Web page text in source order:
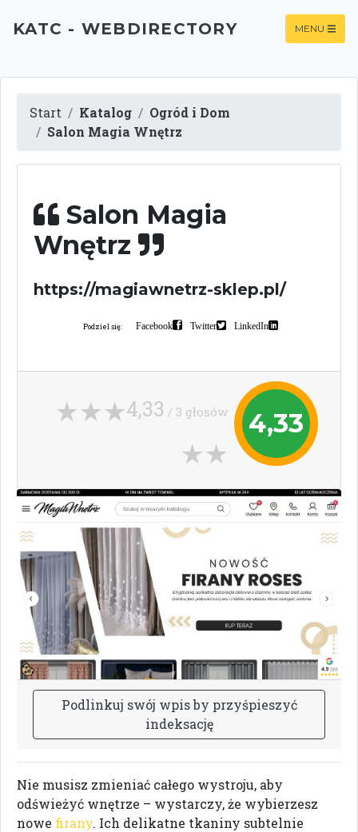
KATC - WEBDIRECTORY MENU
Start Katalog
Ogród i Dom
Salon Magia Wnętrz
Salon Magia
Wnętrz
https://magiawnetrz-sklep.pl/
Podziel się: Facebook Twitter LinkedIn
4,33
4,33 / 3 głosów
Podlinkuj swój wpisby przyśpieszyć
indeksację
Nie musisz zmieniać całego wystroju, aby
odświeżyć wnętrze – wystarczy, że wybierzesz
nowe firany. Ich delikatne tkaniny subtelnie